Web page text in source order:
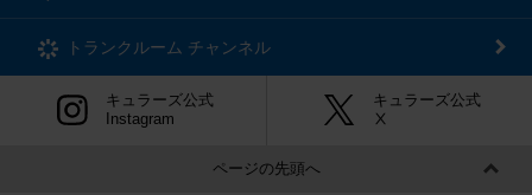
トランクルーム チャンネル
キュラーズ公式
Instagram
キュラーズ公式
Ⅹ
ページの先頭へ